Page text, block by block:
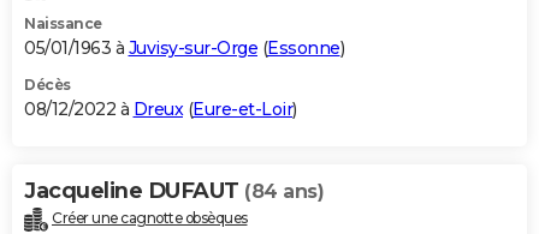
Naissance
05/01/1963 à Juvisy-sur-Orge (Essonne)
Décès
08/12/2022 à Dreux(Eure-et-Loir)
Jacqueline DUFAUT (84 ans)
Créer une cagnotte obsèques